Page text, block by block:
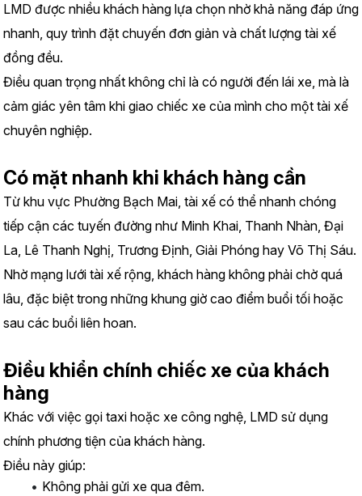
LMD được nhiều khách hàng lựa chọn nhờ khả năng đáp ứng
nhanh, quy trình đặt chuyến đơn giản và chất lượng tài xế
đồng đều.
Điều quan trọng nhất không chỉ là có người đến lái xe, mà là
cảm giác yên tâm khi giao chiếc xe của mình cho một tài xế
chuyên nghiệp.
Có mặt nhanh khi khách hàng cần
Từ khu vực Phường Bạch Mai, tài xế có thể nhanh chóng
tiếp cận các tuyến đường như Minh Khai, Thanh Nhàn, Đại
La, Lê Thanh Nghị, Trương Định, Giải Phóng hay Võ Thị Sáu.
Nhờ mạng lưới tài xế rộng, khách hàng không phải chờ quá
lâu, đặc biệt trong những khung giờ cao điểm buổi tối hoặc
sau các buổi liên hoan.
Điều khiển chính chiếc xe của khách
hàng
Khác với việc gọi taxi hoặc xe công nghệ, LMD sử dụng
chính phương tiện của khách hàng.
Điều này giúp:
Không phải gửi xe qua đêm.